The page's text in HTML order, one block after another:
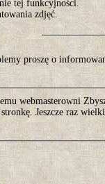
tej funkcyjności.
zdjęć.
proszę o
webmasterowni
Jeszcze raz